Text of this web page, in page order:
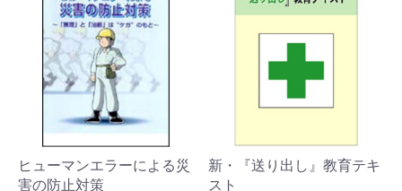
ヒューマンエラーによる災
害の防止対策
新・『送り出し』教育テキ
スト